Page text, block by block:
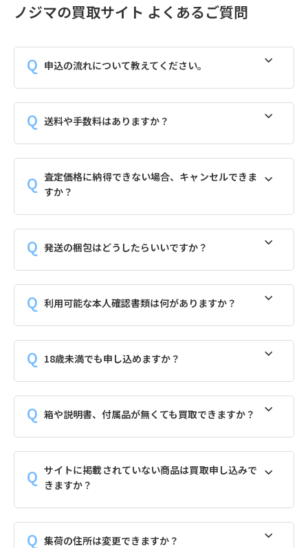
ノジマの買取サイト よくあるご質問
申込の流れについて教えてください。
送料や手数料はありますか？
査定価格に納得できない場合、キャンセルできま
すか？
発送の梱包はどうしたらいいですか？
利用可能な本人確認書類は何がありますか？
18歳未満でも申し込めますか？
箱や説明書、付属品が無くても買取できますか？
サイトに掲載されていない商品は買取申し込みで
きますか？
集荷の住所は変更できますか？